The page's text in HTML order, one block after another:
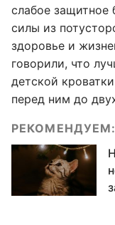
слабое защитное
силы из
здоровье и
говорили, что
детской
перед ним до
РЕКОМЕНДУЕМ: